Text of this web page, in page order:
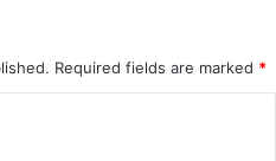
Required fields are marked *